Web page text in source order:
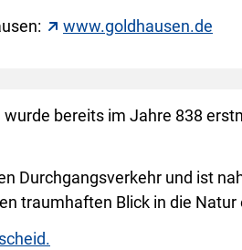
www.goldhausen.de
bereits im Jahre 838
Durchgangsverkehr und ist
traumhaften Blick in die